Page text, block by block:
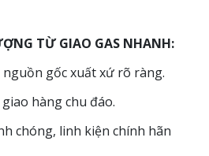
TỪ GIAO GAS NHANH:
gốc xuất xứ rõ ràng.
hàng chu đáo.
chóng, linh kiện chính hãn